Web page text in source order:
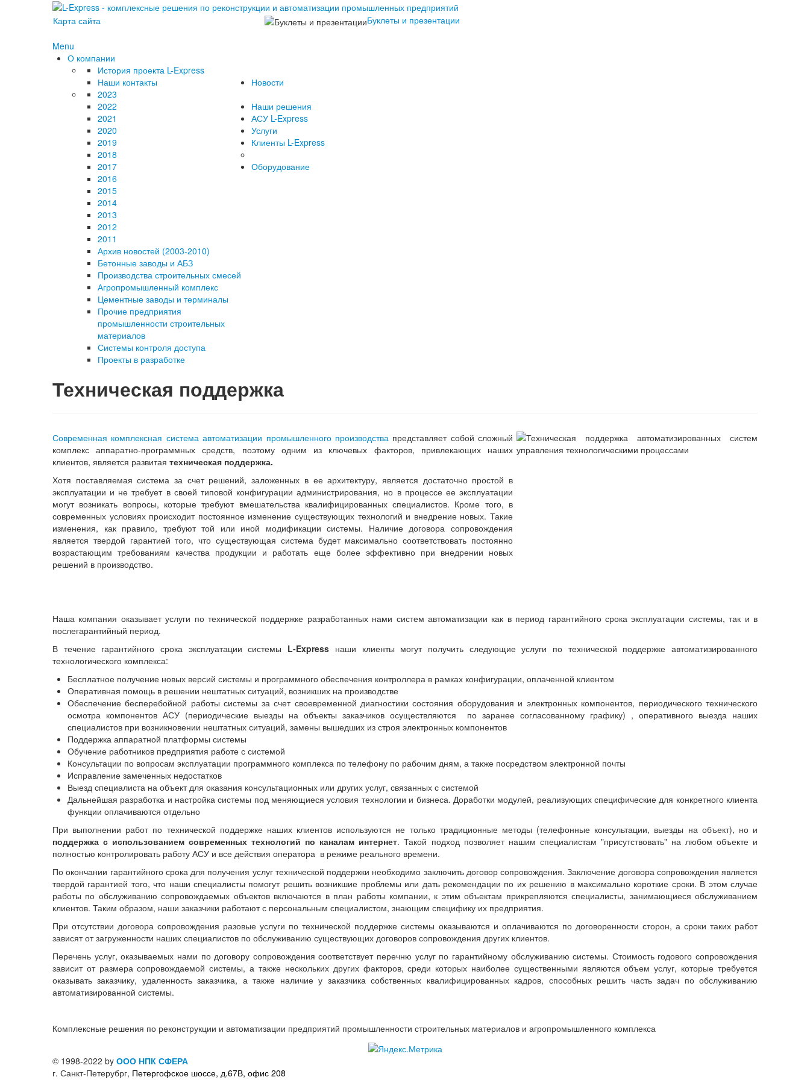
Карта сайта Буклеты и презентации
Menu
О компании
История проекта L-Express
Наши контакты
Новости
2023
2022
2021
2020
2019
2018
2017
2016
2015
2014
2013
2012
2011
Архив новостей (2003-2010)
Наши решения
АСУ L-Express
Услуги
Клиенты L-Express
Бетонные заводы и АБЗ
Производства строительных смесей
Агропромышленный комплекс
Цементные заводы и терминалы
Прочие предприятия
промышленности строительных
материалов
Системы контроля доступа
Проекты в разработке
Оборудование
Техническая поддержка
Современная комплексная система автоматизации промышленного производствапредставляет собой сложный
комплекс аппаратно-программных средств, поэтому одним из ключевых факторов, привлекающих наших
клиентов, является развитая техническая поддержка.
Хотя поставляемая система за счет решений, заложенных в ее архитектуру, является достаточно простой в
эксплуатации и не требует в своей типовой конфигурации администрирования, но в процессе ее эксплуатации
могут возникать вопросы, которые требуют вмешательства квалифицированных специалистов. Кроме того, в
современных условиях происходит постоянное изменение существующих технологий и внедрение новых. Такие
изменения, как правило, требуют той или иной модификации системы. Наличие договора сопровождения
является твердой гарантией того, что существующая система будет максимально соответствовать постоянно
возрастающим требованиям качества продукции и работать еще более эффективно при внедрении новых
решений в производство.
Наша компания оказывает услуги по технической поддержке разработанных нами систем автоматизации как в период гарантийного срока эксплуатации системы, так и в
послегарантийный период.
В течение гарантийного срока эксплуатации системы L-Express наши клиенты могут получить следующие услуги по технической поддержке автоматизированного
технологического комплекса:
Бесплатное получение новых версий системы и программного обеспечения контроллера в рамках конфигурации, оплаченной клиентом
Оперативная помощь в решении нештатных ситуаций, возникших на производстве
Обеспечение бесперебойной работы системы за счет своевременной диагностики состояния оборудования и электронных компонентов, периодического технического
осмотра компонентов АСУ (периодические выезды на объекты заказчиков осуществляются по заранее согласованному графику) , оперативного выезда наших
специалистов при возникновении нештатных ситуаций, замены вышедших из строя электронных компонентов
Поддержка аппаратной платформы системы
Обучение работников предприятия работе с системой
Консультации по вопросам эксплуатации программного комплекса по телефону по рабочим дням, а также посредством электронной почты
Исправление замеченных недостатков
Выезд специалиста на объект для оказания консультационных или других услуг, связанных с системой
Дальнейшая разработка и настройка системы под меняющиеся условия технологии и бизнеса. Доработки модулей, реализующих специфические для конкретного клиента
функции оплачиваются отдельно
При выполнении работ по технической поддержке наших клиентов используются не только традиционные методы (телефонные консультации, выезды на объект), но и
поддержка с использованием современных технологий по каналам интернет. Такой подход позволяет нашим специалистам "присутствовать" на любом объекте и
полностью контролировать работу АСУ и все действия оператора в режиме реального времени.
По окончании гарантийного срока для получения услуг технической поддержки необходимо заключить договор сопровождения. Заключение договора сопровождения является
твердой гарантией того, что наши специалисты помогут решить возникшие проблемы или дать рекомендации по их решению в максимально короткие сроки. В этом случае
работы по обслуживанию сопровождаемых объектов включаются в план работы компании, к этим объектам прикрепляются специалисты, занимающиеся обслуживанием
клиентов. Таким образом, наши заказчики работают с персональным специалистом, знающим специфику их предприятия.
При отсутствии договора сопровождения разовые услуги по технической поддержке системы оказываются и оплачиваются по договоренности сторон, а сроки таких работ
зависят от загруженности наших специалистов по обслуживанию существующих договоров сопровождения других клиентов.
Перечень услуг, оказываемых нами по договору сопровождения соответствует перечню услуг по гарантийному обслуживанию системы. Стоимость годового сопровождения
зависит от размера сопровождаемой системы, а также нескольких других факторов, среди которых наиболее существенными являются объем услуг, которые требуется
оказывать заказчику, удаленность заказчика, а также наличие у заказчика собственных квалифицированных кадров, способных решить часть задач по обслуживанию
автоматизированной системы.
Комплексные решения по реконструкции и автоматизации предприятий промышленности строительных материалов и агропромышленного комплекса
© 1998-2022 by ООО НПК СФЕРА
г. Санкт-Петерубрг, Петергофское шоссе, д.67В, офис 208